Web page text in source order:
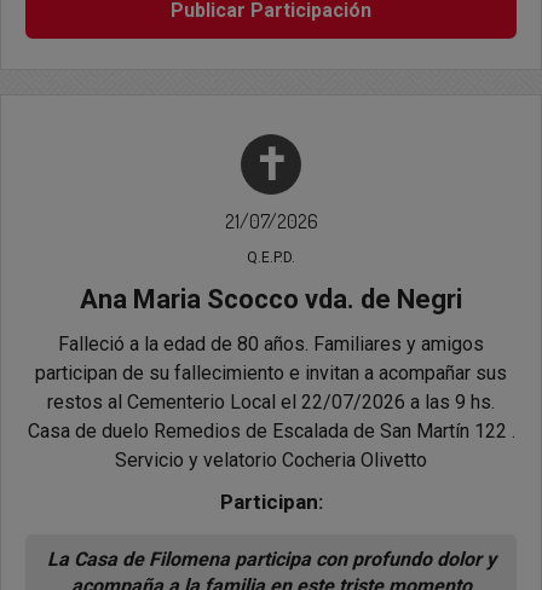
Publicar Participación
✝
21/07/2026
Q.E.P.D.
Ana Maria Scocco vda. de Negri
Falleció a la edad de 80 años. Familiares y amigos
participan de su fallecimiento e invitan a acompañar sus
restos al Cementerio Local el 22/07/2026 a las 9 hs.
Casa de duelo Remedios de Escalada de San Martín 122 .
Servicio y velatorio Cocheria Olivetto
Participan:
La Casa de Filomena participa con profundo dolor y